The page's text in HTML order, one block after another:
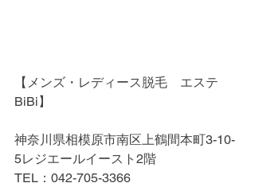
【メンズ・レディース脱毛　エステ
BiBi】
神奈川県相模原市南区上鶴間本町3-10-
5レジエールイースト2階
TEL：042-705-3366